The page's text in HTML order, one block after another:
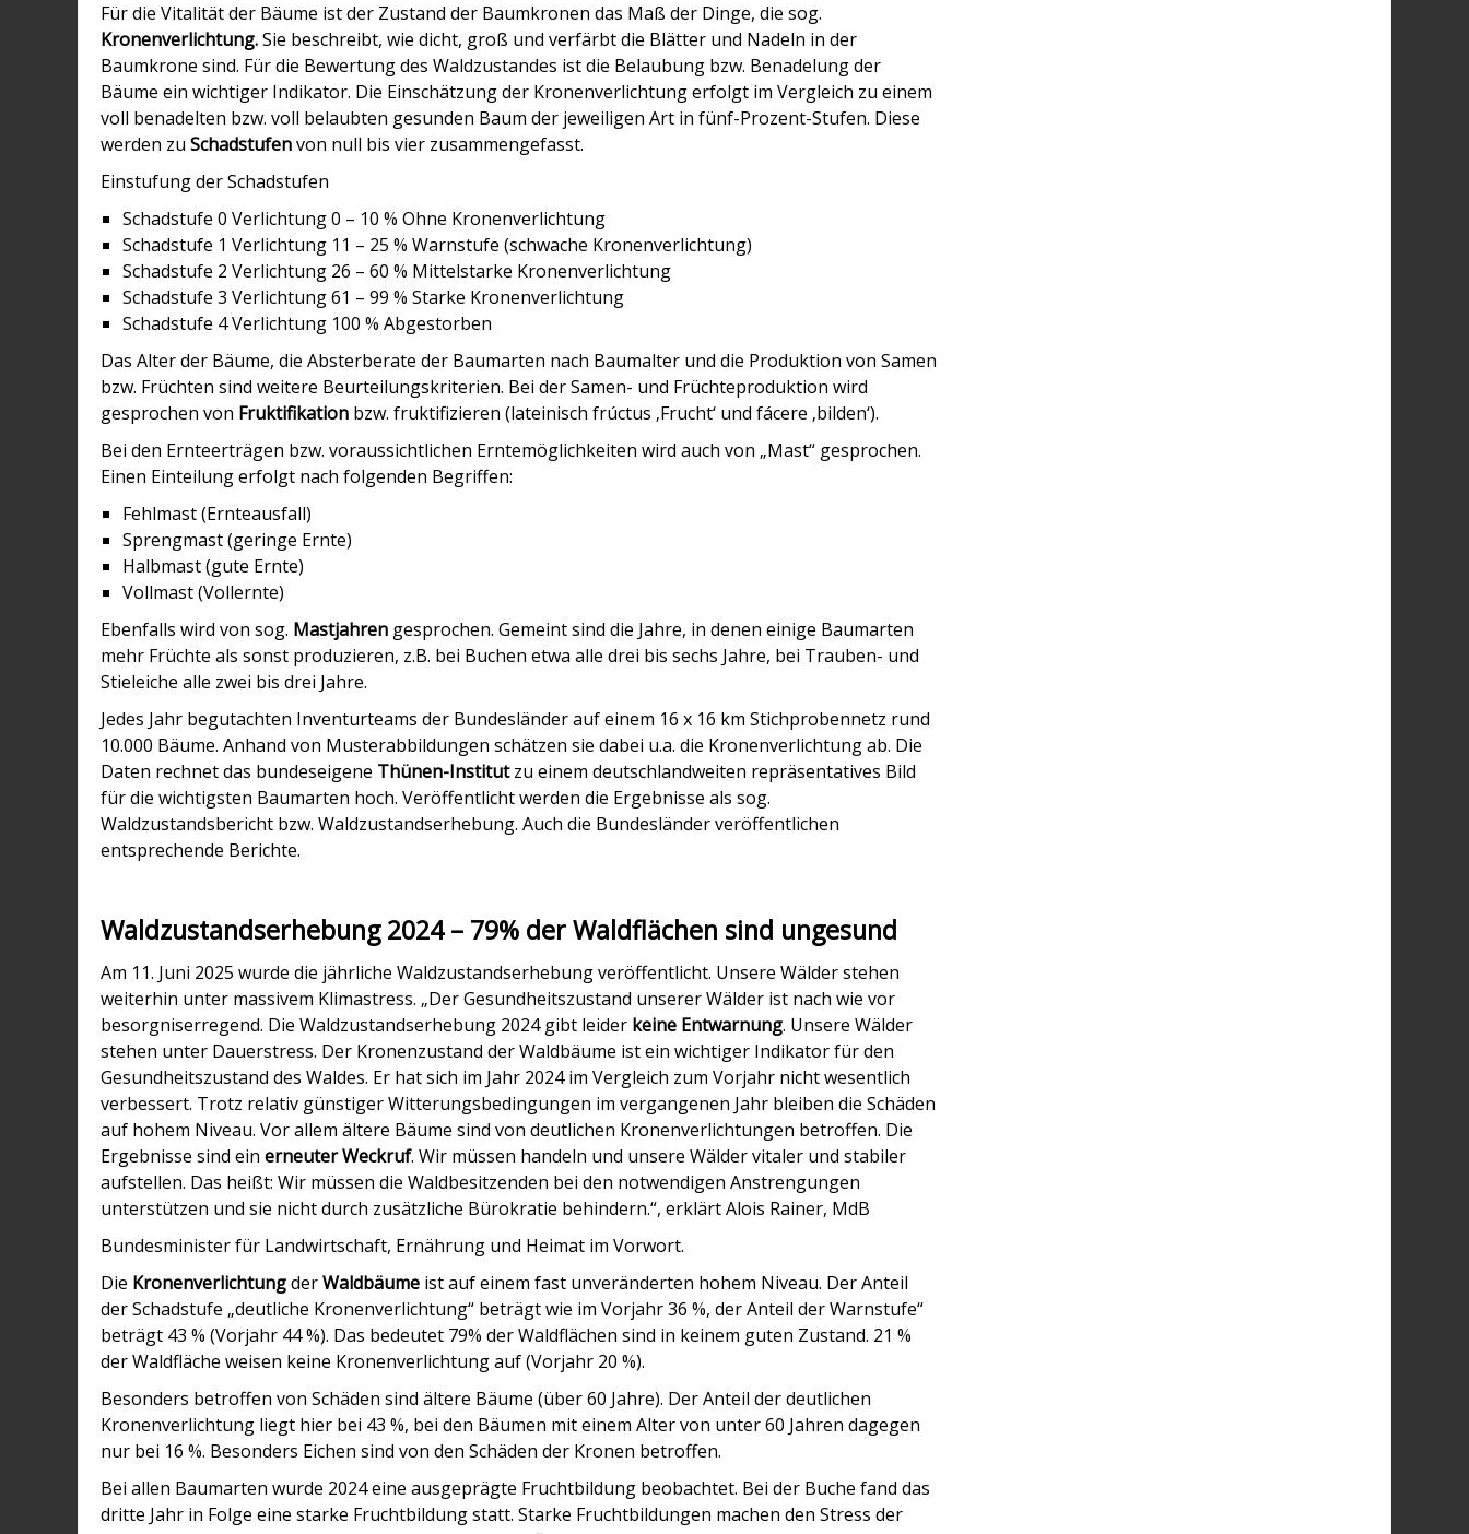
Für die Vitalität der Bäume ist der Zustand der Baumkronen das Maß der Dinge, die sog.
Kronenverlichtung.Sie beschreibt, wie dicht, groß und verfärbt die Blätter und Nadeln in der
Baumkrone sind. Für die Bewertung des Waldzustandes ist die Belaubung bzw. Benadelung der
Bäume ein wichtiger Indikator. Die Einschätzung der Kronenverlichtung erfolgt im Vergleich zu einem
voll benadelten bzw. voll belaubten gesunden Baum der jeweiligen Art in fünf-Prozent-Stufen. Diese
werden zu Schadstufenvon null bis vier zusammengefasst.
Einstufung der Schadstufen
Schadstufe 0 Verlichtung 0 – 10 % Ohne Kronenverlichtung
Schadstufe 1 Verlichtung 11 – 25 % Warnstufe (schwache Kronenverlichtung)
Schadstufe 2 Verlichtung 26 – 60 % Mittelstarke Kronenverlichtung
Schadstufe 3 Verlichtung 61 – 99 % Starke Kronenverlichtung
Schadstufe 4 Verlichtung 100 % Abgestorben
Das Alter der Bäume, die Absterberate der Baumarten nach Baumalter und die Produktion von Samen
bzw. Früchten sind weitere Beurteilungskriterien. Bei der Samen- und Früchteproduktion wird
gesprochen von Fruktifikation bzw. fruktifizieren (lateinisch frúctus ‚Frucht‘ und fácere ‚bilden‘).
Bei den Ernteerträgen bzw. voraussichtlichen Erntemöglichkeiten wird auch von „Mast“ gesprochen.
Einen Einteilung erfolgt nach folgenden Begriffen:
Fehlmast (Ernteausfall)
Sprengmast (geringe Ernte)
Halbmast (gute Ernte)
Vollmast (Vollernte)
Ebenfalls wird von sog. Mastjahren gesprochen. Gemeint sind die Jahre, in denen einige Baumarten
mehr Früchte als sonst produzieren, z.B. bei Buchen etwa alle drei bis sechs Jahre, bei Trauben- und
Stieleiche alle zwei bis drei Jahre.
Jedes Jahr begutachten Inventurteams der Bundesländer auf einem 16 x 16 km Stichprobennetz rund
10.000 Bäume. Anhand von Musterabbildungen schätzen sie dabei u.a. die Kronenverlichtung ab. Die
Daten rechnet das bundeseigene Thünen-Institutzu einem deutschlandweiten repräsentatives Bild
für die wichtigsten Baumarten hoch. Veröffentlicht werden die Ergebnisse als sog.
Waldzustandsbericht bzw. Waldzustandserhebung. Auch die Bundesländer veröffentlichen
entsprechende Berichte.
Waldzustandserhebung 2024 – 79% der Waldflächen sind ungesund
Am 11. Juni 2025 wurde die jährliche Waldzustandserhebung veröffentlicht. Unsere Wälder stehen
weiterhin unter massivem Klimastress. „Der Gesundheitszustand unserer Wälder ist nach wie vor
besorgniserregend. Die Waldzustandserhebung 2024 gibt leider keine Entwarnung. Unsere Wälder
stehen unter Dauerstress. Der Kronenzustand der Waldbäume ist ein wichtiger Indikator für den
Gesundheitszustand des Waldes. Er hat sich im Jahr 2024 im Vergleich zum Vorjahr nicht wesentlich
verbessert. Trotz relativ günstiger Witterungsbedingungen im vergangenen Jahr bleiben die Schäden
auf hohem Niveau. Vor allem ältere Bäume sind von deutlichen Kronenverlichtungen betroffen. Die
Ergebnisse sind ein erneuter Weckruf. Wir müssen handeln und unsere Wälder vitaler und stabiler
aufstellen. Das heißt: Wir müssen die Waldbesitzenden bei den notwendigen Anstrengungen
unterstützen und sie nicht durch zusätzliche Bürokratie behindern.“, erklärt Alois Rainer, MdB
Bundesminister für Landwirtschaft, Ernährung und Heimat im Vorwort.
Die KronenverlichtungderWaldbäume ist auf einem fast unveränderten hohem Niveau. Der Anteil
der Schadstufe „deutliche Kronenverlichtung“ beträgt wie im Vorjahr 36 %, der Anteil der Warnstufe“
beträgt 43 % (Vorjahr 44 %). Das bedeutet 79% der Waldflächen sind in keinem guten Zustand. 21 %
der Waldfläche weisen keine Kronenverlichtung auf (Vorjahr 20 %).
Besonders betroffen von Schäden sind ältere Bäume (über 60 Jahre). Der Anteil der deutlichen
Kronenverlichtung liegt hier bei 43 %, bei den Bäumen mit einem Alter von unter 60 Jahren dagegen
nur bei 16 %. Besonders Eichen sind von den Schäden der Kronen betroffen.
Bei allen Baumarten wurde 2024 eine ausgeprägte Fruchtbildung beobachtet. Bei der Buche fand das
dritte Jahr in Folge eine starke Fruchtbildung statt. Starke Fruchtbildungen machen den Stress der